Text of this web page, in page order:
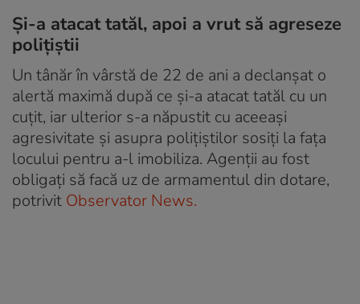
Și-a atacat tatăl, apoi a vrut să agreseze
polițiștii
Un tânăr în vârstă de 22 de ani a declanșat o
alertă maximă după ce și-a atacat tatăl cu un
cuțit, iar ulterior s-a năpustit cu aceeași
agresivitate și asupra polițiștilor sosiți la fața
locului pentru a-l imobiliza. Agenții au fost
obligați să facă uz de armamentul din dotare,
potrivit Observator News.